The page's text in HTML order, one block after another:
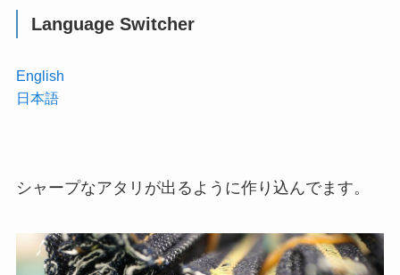
Language Switcher
English
日本語
シャープなアタリが出るように作り込んでます。